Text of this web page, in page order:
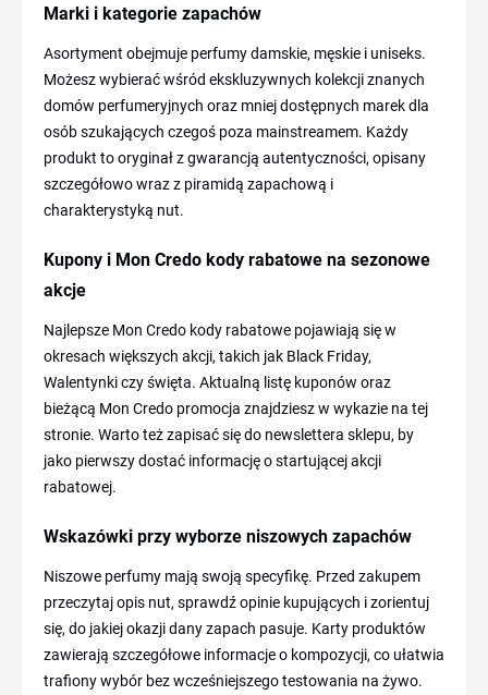
Marki i kategorie zapachów
Asortyment obejmuje perfumy damskie, męskie i uniseks.
Możesz wybierać wśród ekskluzywnych kolekcji znanych
domów perfumeryjnych oraz mniej dostępnych marek dla
osób szukających czegoś poza mainstreamem. Każdy
produkt to oryginał z gwarancją autentyczności, opisany
szczegółowo wraz z piramidą zapachową i
charakterystyką nut.
Kupony i Mon Credo kody rabatowe na sezonowe
akcje
Najlepsze Mon Credo kody rabatowe pojawiają się w
okresach większych akcji, takich jak Black Friday,
Walentynki czy święta. Aktualną listę kuponów oraz
bieżącą Mon Credo promocja znajdziesz w wykazie na tej
stronie. Warto też zapisać się do newslettera sklepu, by
jako pierwszy dostać informację o startującej akcji
rabatowej.
Wskazówki przy wyborze niszowych zapachów
Niszowe perfumy mają swoją specyfikę. Przed zakupem
przeczytaj opis nut, sprawdź opinie kupujących i zorientuj
się, do jakiej okazji dany zapach pasuje. Karty produktów
zawierają szczegółowe informacje o kompozycji, co ułatwia
trafiony wybór bez wcześniejszego testowania na żywo.